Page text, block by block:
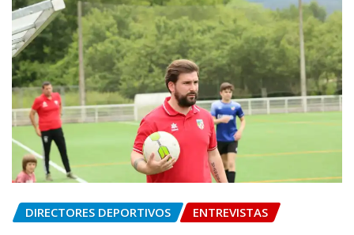
DIRECTORES DEPORTIVOS ENTREVISTAS